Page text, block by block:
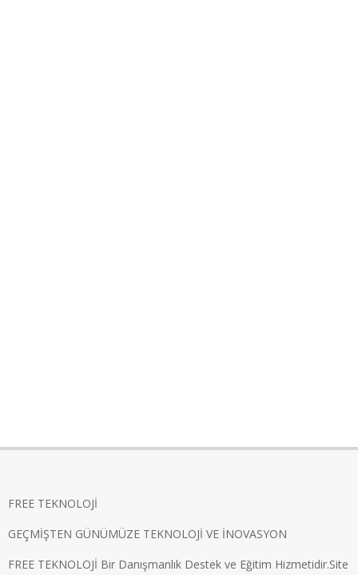
FREE TEKNOLOJİ
GEÇMİŞTEN GÜNÜMÜZE TEKNOLOJİ VE İNOVASYON
FREE TEKNOLOJİ Bir Danışmanlık Destek ve Eğitim Hizmetidir.Site